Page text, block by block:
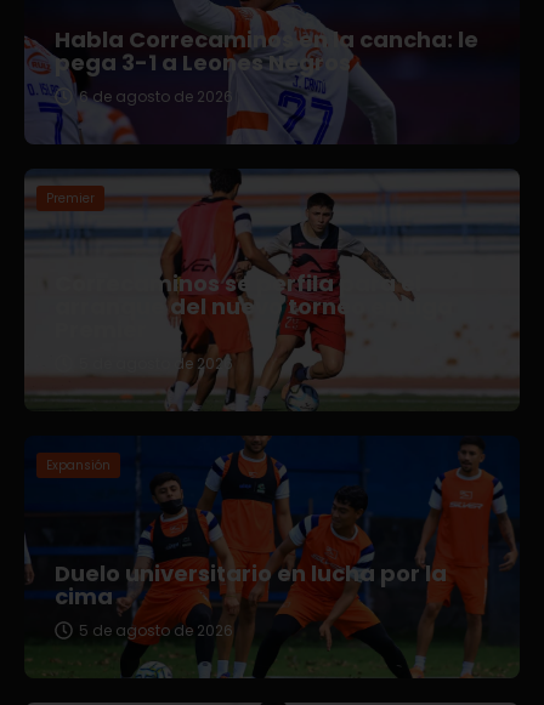
Habla Correcaminos en la cancha: le
pega 3-1 a Leones Negros
6 de agosto de 2026
Premier
Correcaminos se perfila para el
arranque del nuevo torneo en Liga
5 de agosto de 2026
Expansión
Duelo universitario en lucha por la
cima
5 de agosto de 2026